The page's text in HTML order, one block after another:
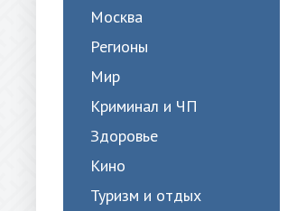
Москва
Регионы
Мир
Криминал и ЧП
Здоровье
Кино
Туризм и отдых